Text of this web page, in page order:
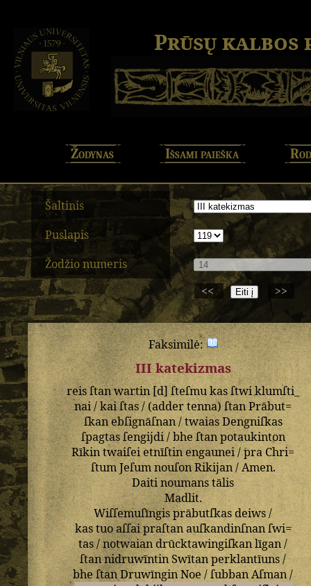
Prūsų kalbos
Žodynas Išsami paieška
Šaltinis
Puslapis
Žodžio numeris
<<
>>
Faksimilė:
III katekizmas
reisſtanwartin[d]ſteſmukasſtwiklumſti_
nai/kaiſtas/ (adder tenna)ſtanPrābut=
ſkanebſignāſnan/twaiasDengniſkas
ſpagtasſengijdi/bheſtanpotaukinton
Rīkintwaiſei etnīſtinengaunei/praChri=
ſtumJeſumnouſonRikijan/Amen.
Daiti noumans tālis
Madlit.
Wiſſemuſīngisprābutſkasdeiws/
kastuoaſſaipraſtanauſkandinſnanſwi=
tas/notwaiandrūcktawingiſkanlīgan/
ſtannidruwīntin Swītanperklantīuns/
bheſtanDruwīnginNoe/ſubbanAſman/